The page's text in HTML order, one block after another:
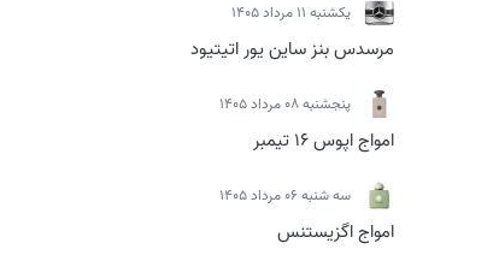
يكشنبه 11 مرداد 1405
مرسدس بنز ساین یور اتیتیود
پنجشنبه 08 مرداد 1405
امواج اپوس 16 تیمبر
سه شنبه 06 مرداد 1405
امواج اگزیستنس